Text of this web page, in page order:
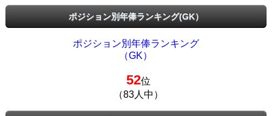
ポジション別年俸ランキング(GK）
ポジション別年俸ランキング
（GK）
52位
（83人中）